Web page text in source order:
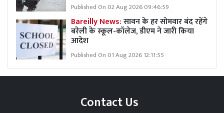
Published On 02 Aug 2026 09:46:59
Bareilly News:सावन के हर सोमवार बंद रहेंगे
बरेली के स्कूल-कॉलेज, डीएम ने जारी किया
आदेश
Published On 01 Aug 2026 12:11:55
Contact Us